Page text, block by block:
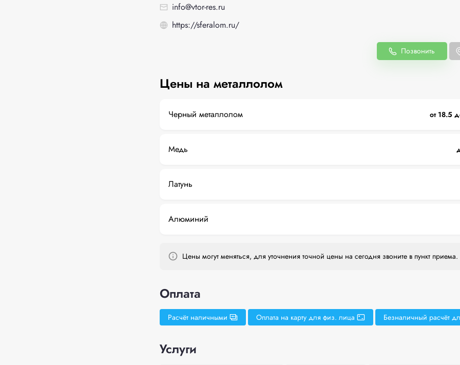
info@vtor-res.ru
https://sferalom.ru/
Позвонить
Цены на металлолом
Черный металлолом от 18.5
Медь
Латунь
Алюминий
Цены могут меняться, для уточнения точной цены на сегодня звоните в пункт приема.
Оплата
Расчёт наличными Оплата на карту для физ. лица Безналичный расчёт
Услуги